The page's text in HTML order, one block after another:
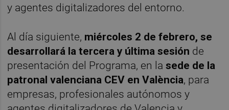
y agentes digitalizadores del entorno.
Al día siguiente, miércoles 2 de febrero, se
desarrollará la tercera y última sesión de
presentación del Programa, en la sede de la
patronal valenciana CEV en València, para
empresas, profesionales autónomos y